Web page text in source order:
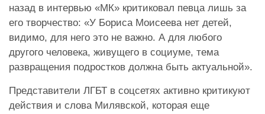
назад в интервью «МК» критиковал певца лишь за
его творчество: «У Бориса Моисеева нет детей,
видимо, для него это не важно. А для любого
другого человека, живущего в социуме, тема
развращения подростков должна быть актуальной».
Представители ЛГБТ в соцсетях активно критикуют
действия и слова Милявской, которая еще